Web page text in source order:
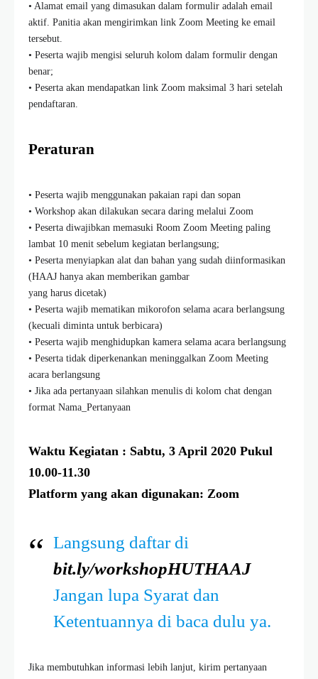
• Alamat email yang dimasukan dalam formulir adalah email
aktif. Panitia akan mengirimkan link Zoom Meeting ke email
tersebut.
• Peserta wajib mengisi seluruh kolom dalam formulir dengan
benar;
• Peserta akan mendapatkan link Zoom maksimal 3 hari setelah
pendaftaran.
Peraturan
• Peserta wajib menggunakan pakaian rapi dan sopan
• Workshop akan dilakukan secara daring melalui Zoom
• Peserta diwajibkan memasuki Room Zoom Meeting paling
lambat 10 menit sebelum kegiatan berlangsung;
• Peserta menyiapkan alat dan bahan yang sudah diinformasikan
(HAAJ hanya akan memberikan gambar
yang harus dicetak)
• Peserta wajib mematikan mikorofon selama acara berlangsung
(kecuali diminta untuk berbicara)
• Peserta wajib menghidupkan kamera selama acara berlangsung
• Peserta tidak diperkenankan meninggalkan Zoom Meeting
acara berlangsung
• Jika ada pertanyaan silahkan menulis di kolom chat dengan
format Nama_Pertanyaan
Waktu Kegiatan : Sabtu, 3 April 2020 Pukul
10.00-11.30
Platform yang akan digunakan: Zoom
Langsung daftar di
bit.ly/workshopHUTHAAJ
Jangan lupa Syarat dan
Ketentuannya di baca dulu ya.
Jika membutuhkan informasi lebih lanjut, kirim pertanyaan